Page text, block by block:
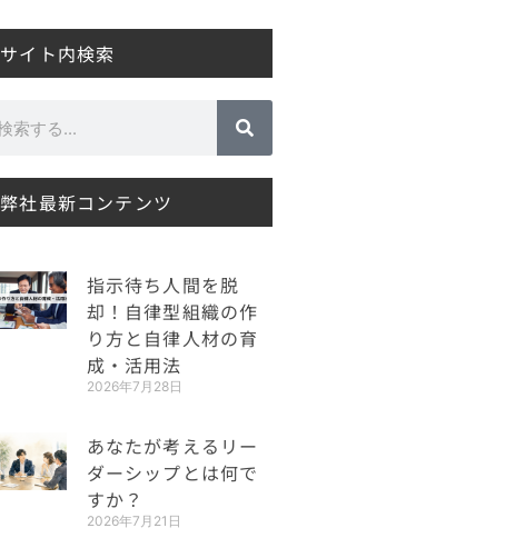
サイト内検索
弊社最新コンテンツ
指示待ち人間を脱
却！自律型組織の作
り方と自律人材の育
成・活用法
2026年7月28日
あなたが考えるリー
ダーシップとは何で
すか？
2026年7月21日